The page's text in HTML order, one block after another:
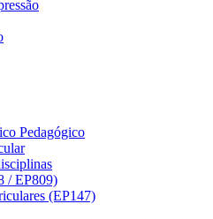
Pedagógico
/ EP809)
(EP147)